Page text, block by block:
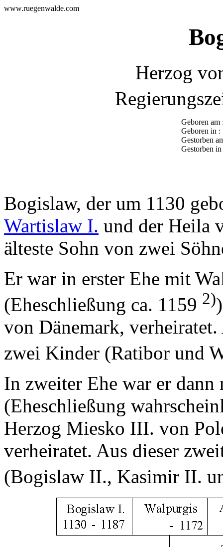
www.ruegenwalde.com
Herzog
Geboren am
Geboren in :
Gestorben
Gestorben in
Bogislaw, der um 1130
Wartislaw I. und der Heila
älteste Sohn von zwei
Er war in erster Ehe mit
(Eheschließung ca. 1159 2)
von Dänemark,
zwei Kinder (Ratibor und
In zweiter Ehe war er
(Eheschließung
Herzog Miesko III. von
verheiratet. Aus dieser
(Bogislaw II., Kasimir II.